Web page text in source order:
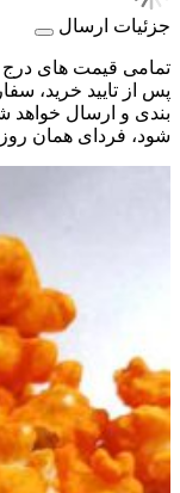
جزئیات ارسال
تمامی قیمت های درج
پس از تایید خرید،
شود، فردای همان